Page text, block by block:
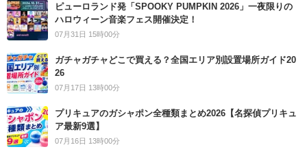
ピューロランド発「SPOOKY PUMPKIN 2026」一夜限りの
ハロウィーン音楽フェス開催決定！
07月31日 15時00分
ガチャガチャどこで買える？全国エリア別設置場所ガイド20
26
07月17日 13時00分
プリキュアのガシャポン全種類まとめ2026【名探偵プリキュ
ア最新9選】
07月16日 13時00分